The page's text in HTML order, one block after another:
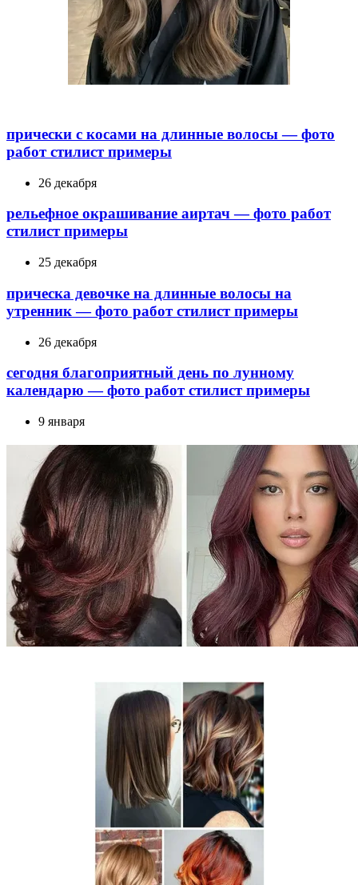
прически с косами на длинные волосы — фото
работ стилист примеры
26 декабря
рельефное окрашивание аиртач — фото работ
стилист примеры
25 декабря
прическа девочке на длинные волосы на
утренник — фото работ стилист примеры
26 декабря
сегодня благоприятный день по лунному
календарю — фото работ стилист примеры
9 января